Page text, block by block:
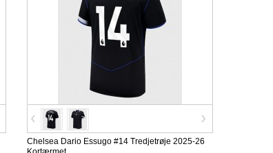
Chelsea Dario Essugo #14 Tredjetrøje 2025-26